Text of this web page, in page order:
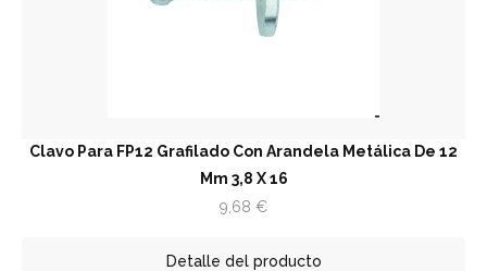
Clavo Para FP12 Grafilado Con Arandela Metálica De 12
Mm 3,8 X 16
9,68 €
Detalle del producto